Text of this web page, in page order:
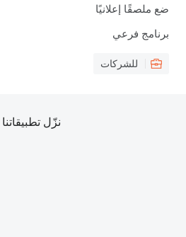
ضع ملصقًا إعلانيًا
برنامج فرعي
للشركات
نزّل تطبيقاتنا